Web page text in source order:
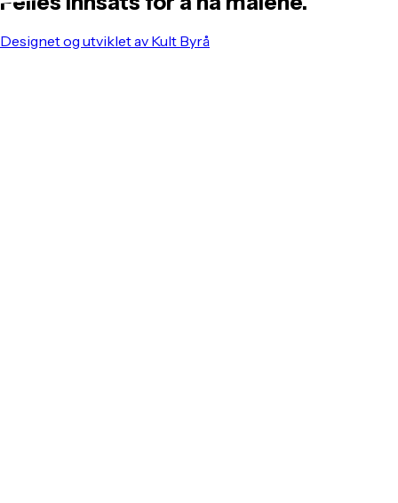
Designet og utviklet av Kult Byrå